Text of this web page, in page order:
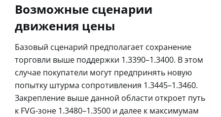
Возможные сценарии
движения цены
Базовый сценарий предполагает сохранение
торговли выше поддержки 1.3390–1.3400. В этом
случае покупатели могут предпринять новую
попытку штурма сопротивления 1.3445–1.3460.
Закрепление выше данной области откроет путь
к FVG-зоне 1.3480–1.3500 и далее к максимумам